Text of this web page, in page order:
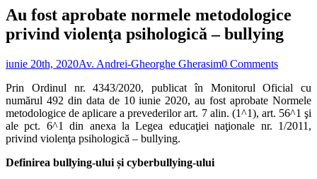
Au fost aprobate normele metodologice
privind violenţa psihologică – bullying
iunie 20th, 2020Av. Andrei-Gheorghe Gherasim0 Comments
Prin Ordinul nr. 4343/2020, publicat în Monitorul Oficial cu
numărul 492 din data de 10 iunie 2020, au fost aprobate Normele
metodologice de aplicare a prevederilor art. 7 alin. (1^1), art. 56^1 şi
ale pct. 6^1 din anexa la Legea educaţiei naţionale nr. 1/2011,
privind violenţa psihologică – bullying.
Definirea bullying-ului și cyberbullying-ului